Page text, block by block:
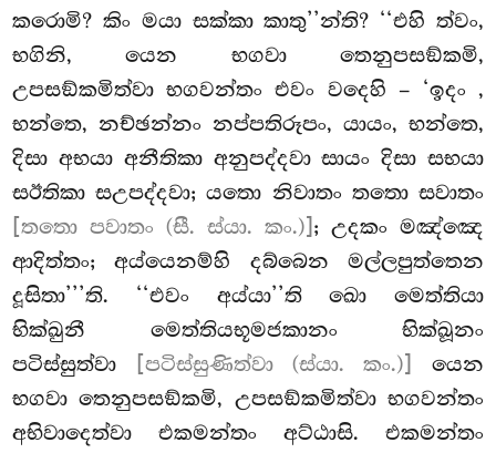
කරොමි? කිං මයා සක්කා කාතු’’න්ති? ‘‘එහි ත්වං,
භගිනි, යෙන භගවා තෙනුපසඞ්කමි,
උපසඞ්කමිත්වා භගවන්තං එවං වදෙහි – ‘ඉදං ,
භන්තෙ, නච්ඡන්නං නප්පතිරූපං, යායං, භන්තෙ,
දිසා අභයා අනීතිකා අනුපද්දවා සායං දිසා සභයා
සඊතිකා සඋපද්දවා; යතො නිවාතං තතො සවාතං
[තතො පවාතං (සී. ස්යා. කං.)] ; උදකං මඤ්ඤෙ
ආදිත්තං; අය්යෙනම්හි දබ්බෙන මල්ලපුත්තෙන
දූසිතා’’’ති. ‘‘එවං අය්යා’’ති ඛො මෙත්තියා
භික්ඛුනී මෙත්තියභූමජකානං භික්ඛූනං
පටිස්සුත්වා
[පටිස්සුණිත්වා (ස්යා. කං.)]
යෙන
භගවා තෙනුපසඞ්කමි, උපසඞ්කමිත්වා භගවන්තං
අභිවාදෙත්වා එකමන්තං අට්ඨාසි. එකමන්තං